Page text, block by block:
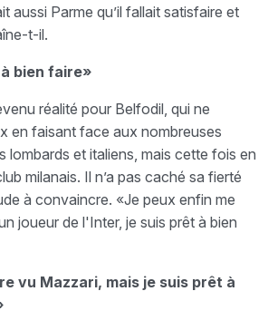
aussi Parme qu’il fallait satisfaire et
t-il.
bien faire»
réalité pour Belfodil, qui ne
en faisant face aux nombreuses
lombards et italiens, mais cette fois en
milanais. Il n’a pas caché sa fierté
à convaincre. «Je peux enfin me
joueur de l'Inter, je suis prêt à bien
vu Mazzari, mais je suis prêt à